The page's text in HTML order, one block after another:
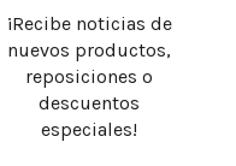
¡Recibe noticias de
nuevos productos,
reposiciones o
descuentos
especiales!